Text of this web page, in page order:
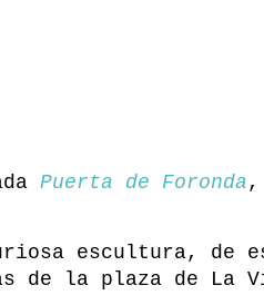
Puerta de Foronda,
escultura, de
de la plaza de La